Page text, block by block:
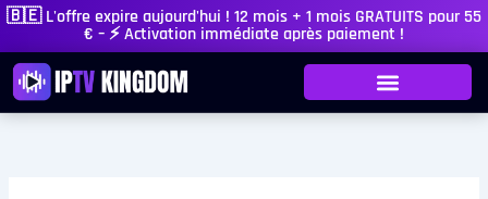
Skip
content
🇧🇪 L'offre expire aujourd'hui ! 12 mois + 1 mois GRATUITS pour 55
€ – ⚡ Activation immédiate après paiement !